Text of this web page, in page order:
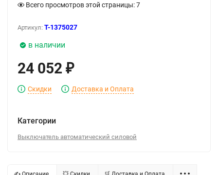
Всего просмотров этой страницы:7
Артикул: T-1375027
в наличии
24 052 ₽
Скидки Доставка и Оплата
Категории
Выключатель автоматический силовой